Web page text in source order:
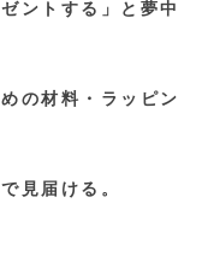
ントする」と夢中
の材料・ラッピン
見届ける。